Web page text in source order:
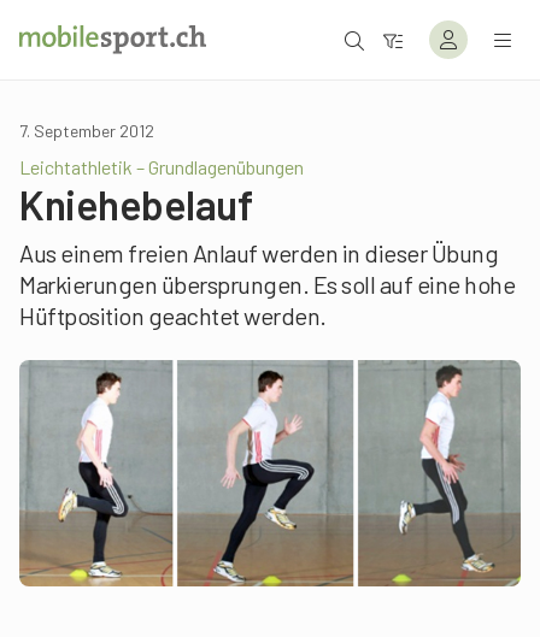
7. September 2012
Leichtathletik – Grundlagenübungen
Kniehebelauf
Aus einem freien Anlauf werden in dieser Übung
Markierungen übersprungen. Es soll auf eine hohe
Hüftposition geachtet werden.